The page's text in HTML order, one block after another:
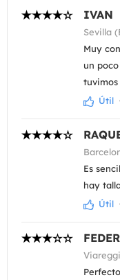
IVAN
Sevilla
Muy
un
tuvimos
Útil
Es
hay
Útil
Perfecto